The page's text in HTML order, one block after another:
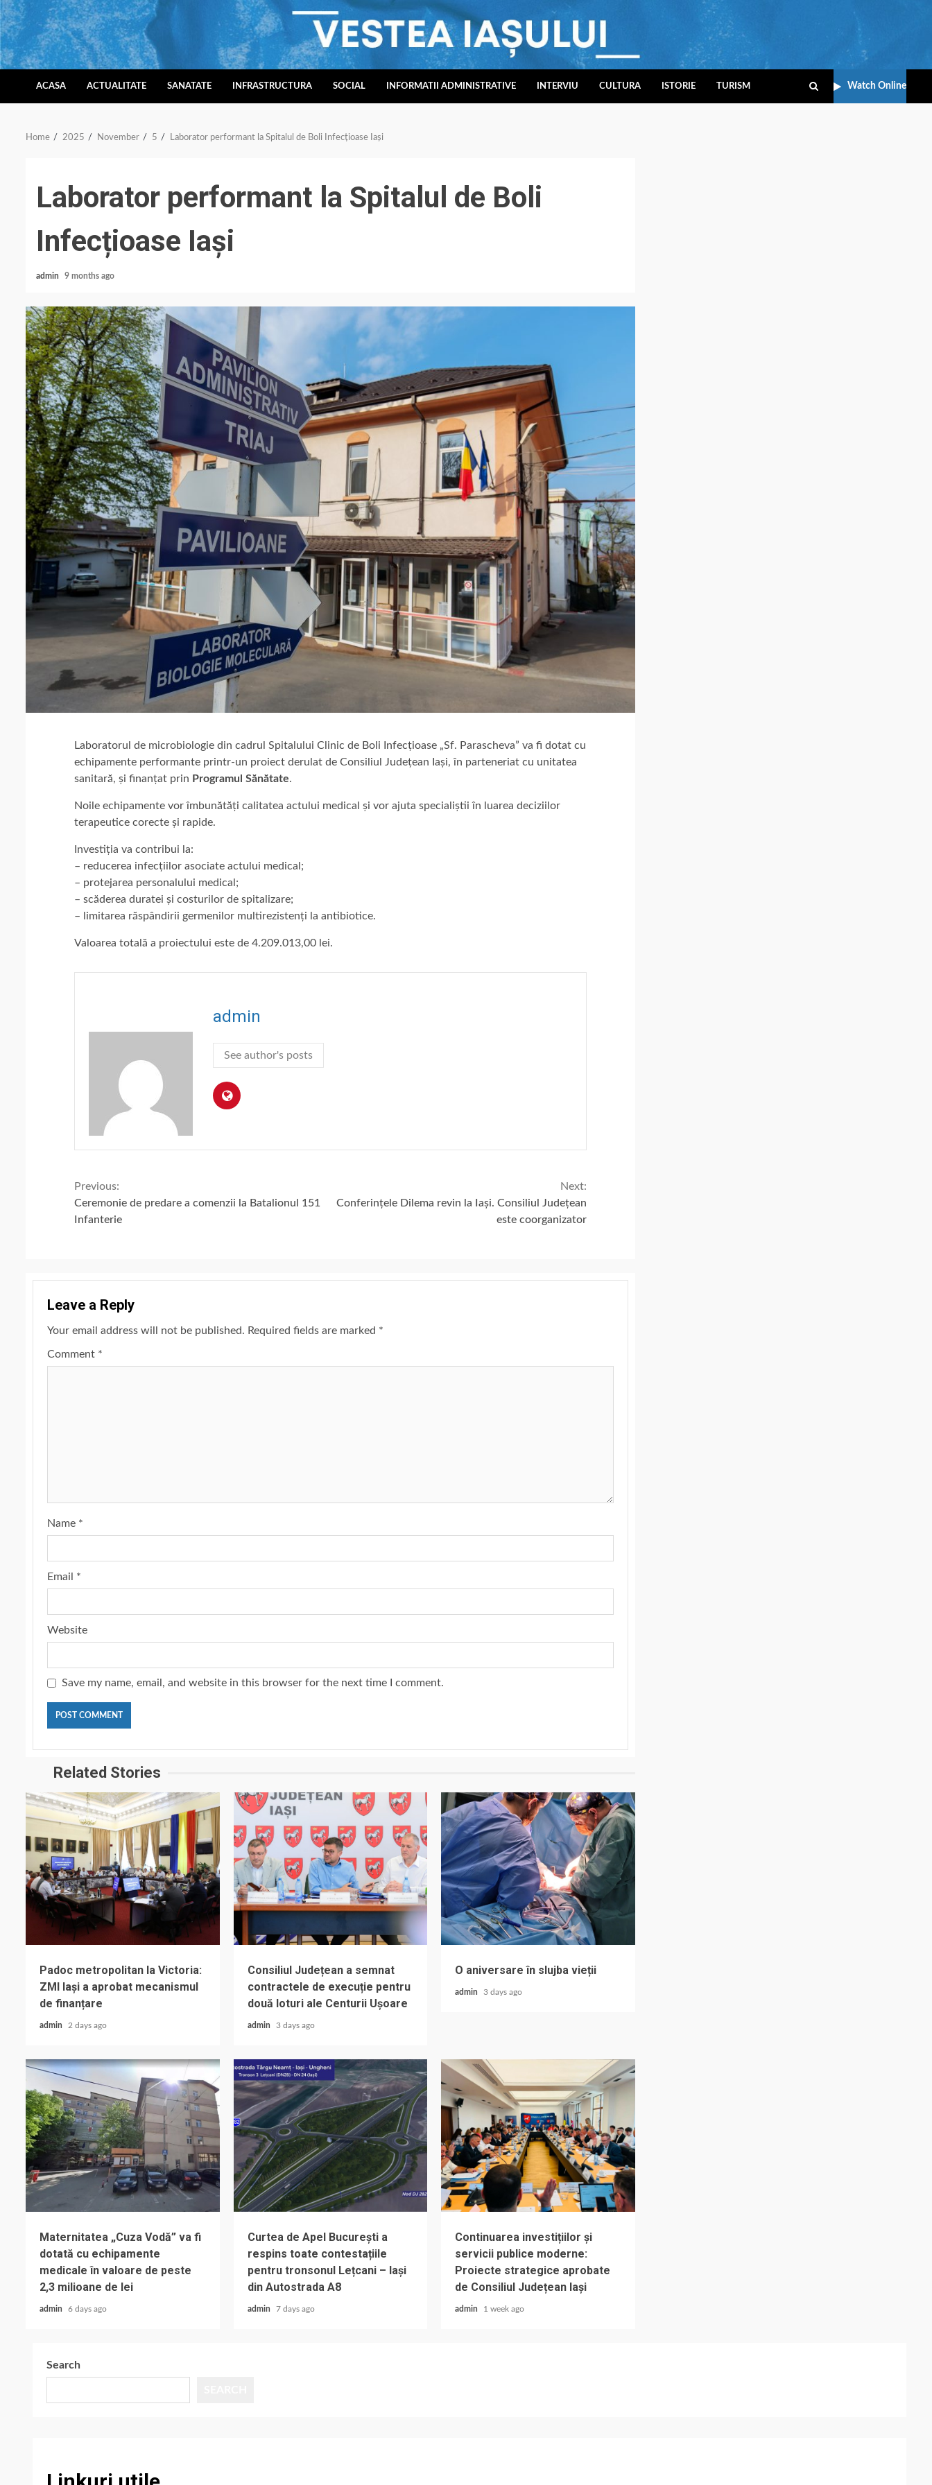
Skip
to
content
ACASA ACTUALITATE SANATATE INFRASTRUCTURA SOCIAL INFORMATII ADMINISTRATIVE INTERVIU CULTURA ISTORIE TURISM Watch Online
Home 2025 November 5 Laborator performant la Spitalul de Boli Infecțioase Iași
Laborator performant la Spitalul de Boli
Infecțioase Iași
admin 9 months ago
Laboratorul de microbiologie din cadrul Spitalului Clinic de Boli Infecțioase „Sf. Parascheva” va fi dotat cu
echipamente performante printr-un proiect derulat de Consiliul Județean Iași, în parteneriat cu unitatea
sanitară, și finanțat prin Programul Sănătate.
Noile echipamente vor îmbunătăți calitatea actului medical și vor ajuta specialiștii în luarea deciziilor
terapeutice corecte și rapide.
Investiția va contribui la:
– reducerea infecțiilor asociate actului medical;
– protejarea personalului medical;
– scăderea duratei și costurilor de spitalizare;
– limitarea răspândirii germenilor multirezistenți la antibiotice.
Valoarea totală a proiectului este de 4.209.013,00 lei.
admin
See author's posts
Continue
Reading
Previous:
Ceremonie de predare a comenzii la Batalionul 151
Infanterie
Next:
Conferințele Dilema revin la Iași. Consiliul Județean
este coorganizator
Leave a Reply
Your email address will not be published. Required fields are marked *
Comment *
Name *
Email *
Website
Save my name, email, and website in this browser for the next time I comment.
Related Stories
Padoc metropolitan la Victoria:
ZMI Iași a aprobat mecanismul
de finanțare
admin 2 days ago
Consiliul Județean a semnat
contractele de execuție pentru
două loturi ale Centurii Ușoare
admin 3 days ago
O aniversare în slujba vieții
admin 3 days ago
Maternitatea „Cuza Vodă” va fi
dotată cu echipamente
medicale în valoare de peste
2,3 milioane de lei
admin 6 days ago
Curtea de Apel București a
respins toate contestațiile
pentru tronsonul Lețcani – Iași
din Autostrada A8
admin 7 days ago
Continuarea investițiilor și
servicii publice moderne:
Proiecte strategice aprobate
de Consiliul Județean Iași
admin 1 week ago
Search